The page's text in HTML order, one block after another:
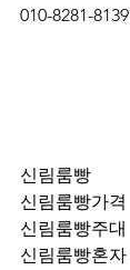
010-8281-8139
신림룸빵
신림룸빵가격
신림룸빵주대
신림룸빵혼자